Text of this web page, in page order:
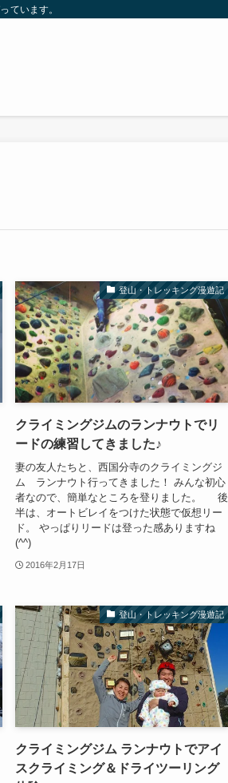
ています。
登山・トレッキング漫遊記
クライミングジムのランナウトでリ
ードの練習してきました♪
妻の友人たちと、西国分寺のクライミングジ
ム ランナウト行ってきました！ みんな初心
者なので、簡単なところを登りました。 後
半は、オートビレイをつけた状態で仮想リー
ド。 やっぱりリードは登った感ありますね
(^^)
2016年2月17日
登山・トレッキング漫遊記
クライミングジム ランナウトでアイ
スクライミング＆ドライツーリング